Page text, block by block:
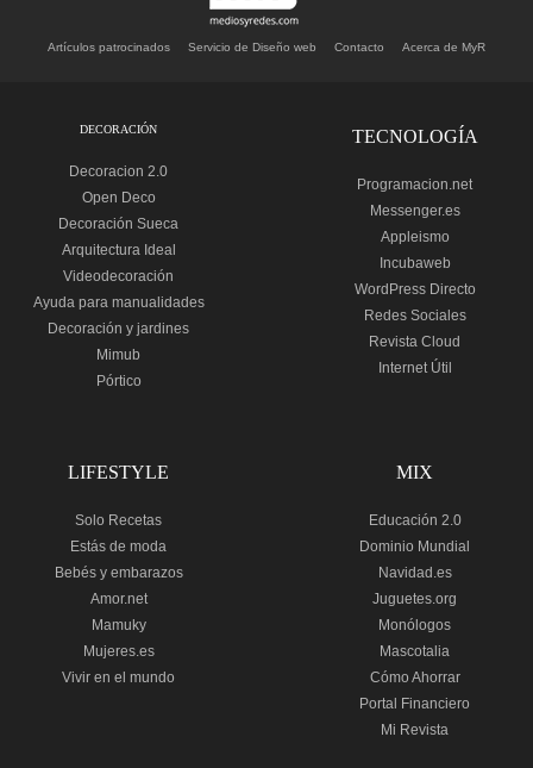
Artículos patrocinados Servicio de Diseño web Contacto Acerca de MyR
DECORACIÓN
Decoracion 2.0
Open Deco
Decoración Sueca
Arquitectura Ideal
Videodecoración
Ayuda para manualidades
Decoración y jardines
Mimub
Pórtico
TECNOLOGÍA
Programacion.net
Messenger.es
Appleismo
Incubaweb
WordPress Directo
Redes Sociales
Revista Cloud
Internet Útil
LIFESTYLE
Solo Recetas
Estás de moda
Bebés y embarazos
Amor.net
Mamuky
Mujeres.es
Vivir en el mundo
MIX
Educación 2.0
Dominio Mundial
Navidad.es
Juguetes.org
Monólogos
Mascotalia
Cómo Ahorrar
Portal Financiero
Mi Revista